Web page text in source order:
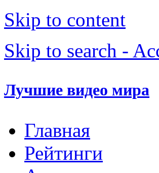
Skip to content
Skip to search -
Лучшие видео мира
Главная
Рейтинги